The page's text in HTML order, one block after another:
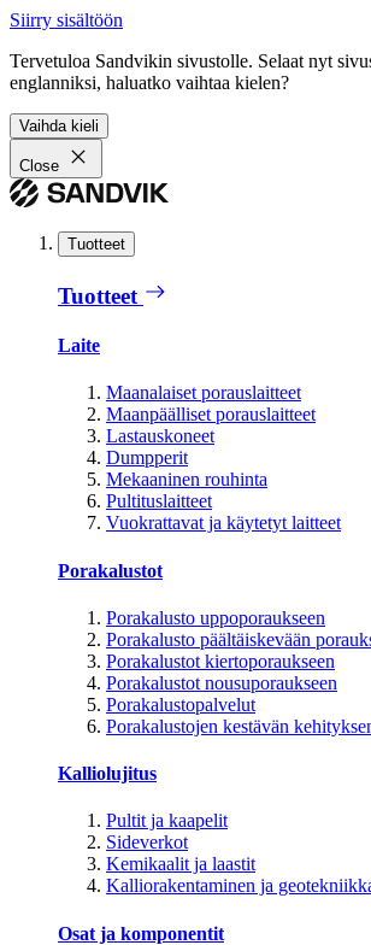
Siirry sisältöön
Tervetuloa Sandvikin sivustolle. Selaat nyt
englanniksi, haluatko vaihtaa kielen?
Vaihda kieli
Close
Tuotteet
Tuotteet
Laite
Maanalaiset porauslaitteet
Maanpäälliset porauslaitteet
Lastauskoneet
Dumpperit
Mekaaninen rouhinta
Pultituslaitteet
Vuokrattavat ja käytetyt laitteet
Porakalustot
Porakalusto uppoporaukseen
Porakalusto päältäiskevään
Porakalustot kiertoporaukseen
Porakalustot nousuporaukseen
Porakalustopalvelut
Porakalustojen kestävän
Kalliolujitus
Pultit ja kaapelit
Sideverkot
Kemikaalit ja laastit
Kalliorakentaminen ja
Osat ja komponentit